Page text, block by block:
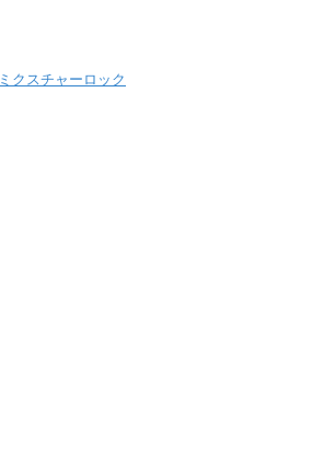
ミクスチャーロック